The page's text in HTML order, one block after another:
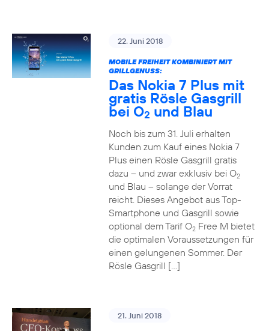
22. Juni 2018
MOBILE FREIHEIT KOMBINIERT MIT
GRILLGENUSS:
Das Nokia 7 Plus mit
gratis Rösle Gasgrill
bei O2 und Blau
Noch bis zum 31. Juli erhalten
Kunden zum Kauf eines Nokia 7
Plus einen Rösle Gasgrill gratis
dazu – und zwar exklusiv bei O2
und Blau – solange der Vorrat
reicht. Dieses Angebot aus Top-
Smartphone und Gasgrill sowie
optional dem Tarif O2Free M bietet
die optimalen Voraussetzungen für
einen gelungenen Sommer. Der
Rösle Gasgrill […]
21. Juni 2018